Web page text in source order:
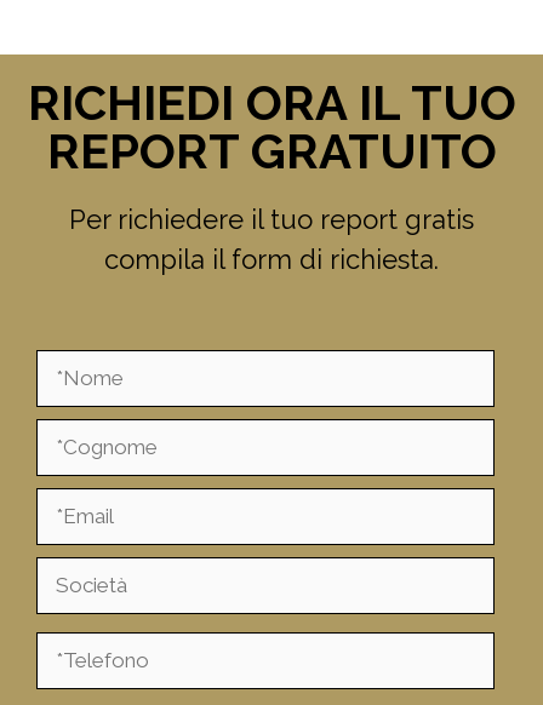
RICHIEDI ORA IL TUO
REPORT GRATUITO
Per richiedere il tuo report gratis
compila il form di richiesta.